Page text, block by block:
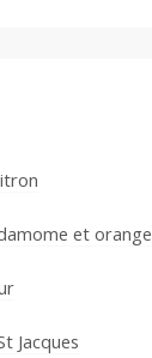
et orange
Jacques